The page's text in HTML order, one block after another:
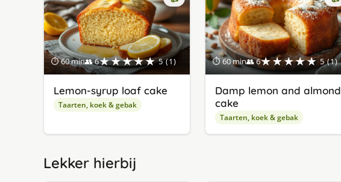
⏱ 60 min👥 6★★★★★ 5 (1)
Lemon-syrup loaf cake
Taarten, koek & gebak
⏱ 60 min👥 6★★★★★ 5 (1)
Damp lemon and almond
cake
Taarten, koek & gebak
Lekker hierbij